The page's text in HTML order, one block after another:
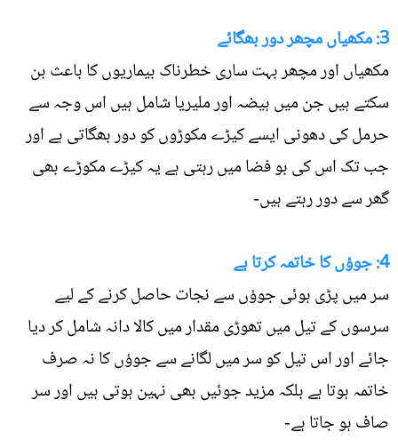
3: مکھیاں مچھر دور بھگائے
مکھیاں اور مچھر بہت ساری خطرناک بیماریوں کا باعث بن
سکتے ہیں جن میں ہیضہ اور ملیریا شامل ہیں اس وجہ سے
حرمل کی دھونی ایسے کیڑے مکوڑوں کو دور بھگاتی ہے اور
جب تک اس کی بو فضا میں رہتی ہے یہ کیڑے مکوڑے بھی
گھر سے دور رہتے ہیں-
4: جوؤں کا خاتمہ کرتا ہے
سر میں پڑی ہوئی جوؤں سے نجات حاصل کرنے کے لیے
سرسوں کے تیل میں تھوڑی مقدار میں کالا دانہ شامل کر دیا
جائے اور اس تیل کو سر میں لگانے سے جوؤں کا نہ صرف
خاتمہ ہوتا ہے بلکہ مزید جوئيں بھی نہین ہوتی ہیں اور سر
صاف ہو جاتا ہے-